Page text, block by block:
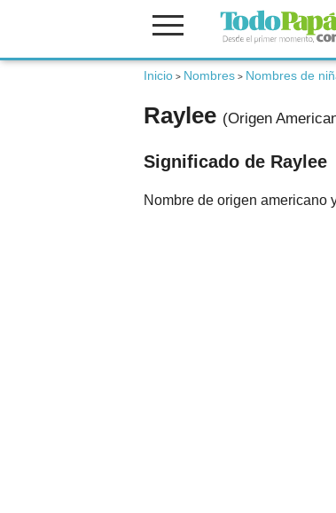
Inicio > Nombres > Nombres de
Raylee (Origen
Significado de Raylee
Nombre de origen americano